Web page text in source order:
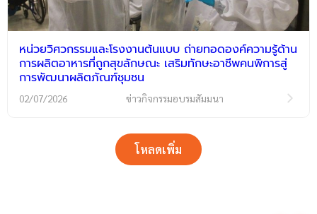
หน่วยวิศวกรรมและโรงงานต้นแบบ ถ่ายทอดองค์ความรู้ด้าน
การผลิตอาหารที่ถูกสุขลักษณะ เสริมทักษะอาชีพคนพิการสู่
การพัฒนาผลิตภัณฑ์ชุมชน
02/07/2026 ข่าวกิจกรรมอบรมสัมมนา
โหลดเพิ่ม